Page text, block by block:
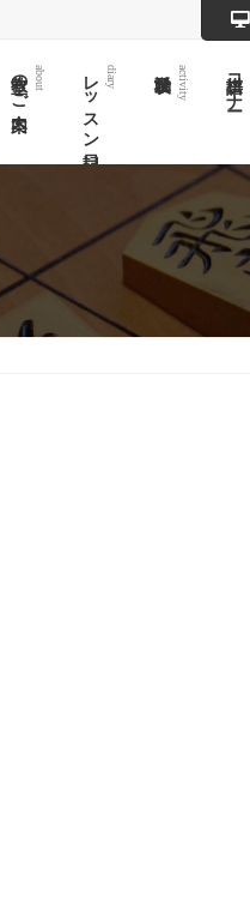
教室のご案内 about レッスン日記 diary activity 棋譜コーナー